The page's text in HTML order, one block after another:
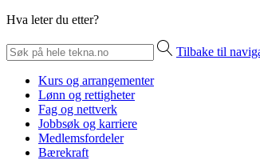
Hva leter du etter?
Tilbake til
Kurs og arrangementer
Lønn og rettigheter
Fag og nettverk
Jobbsøk og karriere
Medlemsfordeler
Bærekraft